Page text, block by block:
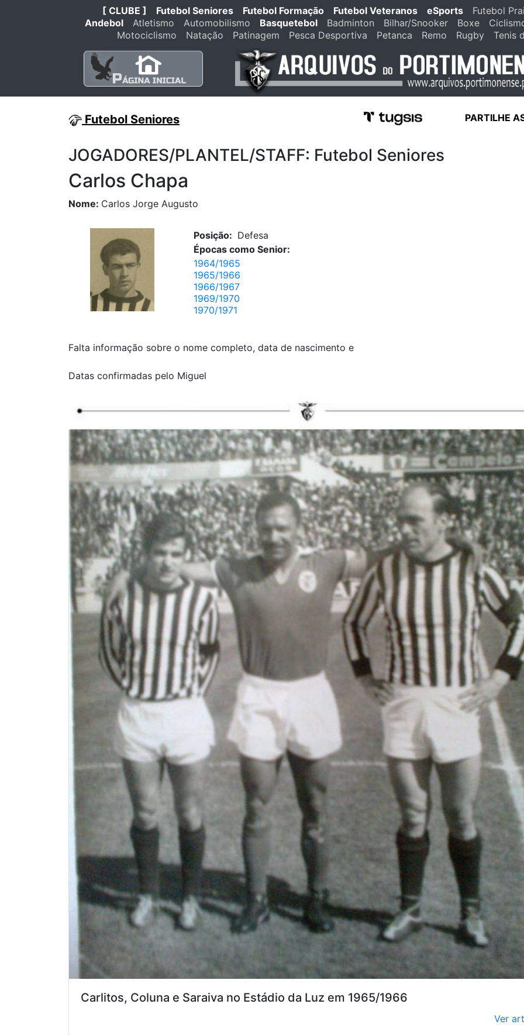
[ CLUBE ] Futebol Seniores Futebol Formação Futebol Veteranos eSports
Futebol
Andebol
Atletismo Automobilismo Basquetebol Badminton Bilhar/Snooker Boxe
Motociclismo
Natação Patinagem Pesca Desportiva Petanca Remo Rugby Tenis
Futebol Seniores PARTILHE
JOGADORES/PLANTEL/STAFF: Futebol Seniores
Carlos Chapa
Nome: Carlos Jorge Augusto
Posição: Defesa
Épocas como Senior:
1964/1965
1965/1966
1966/1967
1969/1970
1970/1971
Falta informação sobre o nome completo, data de nascimento e
Datas confirmadas pelo Miguel
Carlitos, Coluna e Saraiva no Estádio da Luz em 1965/1966
Ver